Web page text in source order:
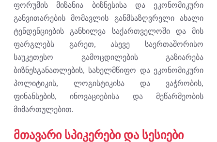
ფორუმის მიზანია ბიზნესისა და ეკონომიკური
განვითარების მომავლის განმსაზღვრელი ახალი
ტენდენციების განხილვა საქართველოში და მის
ფარგლებს გარეთ, ასევე საერთაშორისო
საუკეთესო გამოცდილების გაზიარება
ბიზნესგანათლების, სახელმწიფო და ეკონომიკური
პოლიტიკის, ლოგისტიკისა და ვაჭრობის,
ფინანსების, ინოვაციებისა და მეწარმეობის
მიმართულებით.
მთავარი სპიკერები და სესიები